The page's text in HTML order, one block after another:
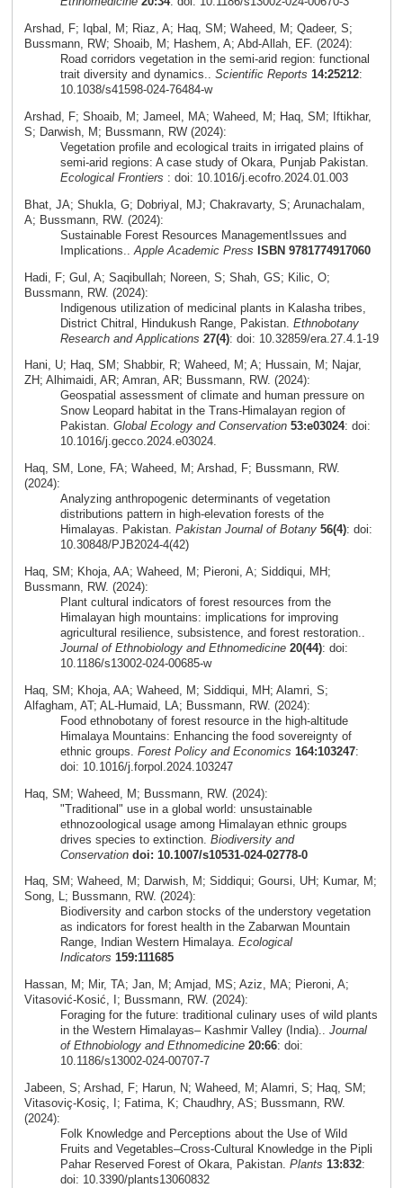
Arshad, F; Iqbal, M; Riaz, A; Haq, SM; Waheed, M; Qadeer, S;
Bussmann, RW; Shoaib, M; Hashem, A; Abd-Allah, EF. (2024):
Road corridors vegetation in the semi-arid region: functional
trait diversity and dynamics.. Scientific Reports 14:25212:
10.1038/s41598-024-76484-w
Arshad, F; Shoaib, M; Jameel, MA; Waheed, M; Haq, SM; Iftikhar,
S; Darwish, M; Bussmann, RW (2024):
Vegetation profile and ecological traits in irrigated plains of
semi-arid regions: A case study of Okara, Punjab Pakistan.
Ecological Frontiers : doi: 10.1016/j.ecofro.2024.01.003
Bhat, JA; Shukla, G; Dobriyal, MJ; Chakravarty, S; Arunachalam,
A; Bussmann, RW. (2024):
Sustainable Forest Resources ManagementIssues and
Implications.. Apple Academic Press ISBN 9781774917060
Hadi, F; Gul, A; Saqibullah; Noreen, S; Shah, GS; Kilic, O;
Bussmann, RW. (2024):
Indigenous utilization of medicinal plants in Kalasha tribes,
District Chitral, Hindukush Range, Pakistan. Ethnobotany
Research and Applications 27(4): doi: 10.32859/era.27.4.1-19
Hani, U; Haq, SM; Shabbir, R; Waheed, M; A; Hussain, M; Najar,
ZH; Alhimaidi, AR; Amran, AR; Bussmann, RW. (2024):
Geospatial assessment of climate and human pressure on
Snow Leopard habitat in the Trans-Himalayan region of
Pakistan. Global Ecology and Conservation 53:e03024: doi:
10.1016/j.gecco.2024.e03024.
Haq, SM, Lone, FA; Waheed, M; Arshad, F; Bussmann, RW.
(2024):
Analyzing anthropogenic determinants of vegetation
distributions pattern in high-elevation forests of the
Himalayas. Pakistan. Pakistan Journal of Botany 56(4): doi:
10.30848/PJB2024-4(42)
Haq, SM; Khoja, AA; Waheed, M; Pieroni, A; Siddiqui, MH;
Bussmann, RW. (2024):
Plant cultural indicators of forest resources from the
Himalayan high mountains: implications for improving
agricultural resilience, subsistence, and forest restoration..
Journal of Ethnobiology and Ethnomedicine 20(44): doi:
10.1186/s13002-024-00685-w
Haq, SM; Khoja, AA; Waheed, M; Siddiqui, MH; Alamri, S;
Alfagham, AT; AL-Humaid, LA; Bussmann, RW. (2024):
Food ethnobotany of forest resource in the high-altitude
Himalaya Mountains: Enhancing the food sovereignty of
ethnic groups. Forest Policy and Economics 164:103247:
doi: 10.1016/j.forpol.2024.103247
Haq, SM; Waheed, M; Bussmann, RW. (2024):
"Traditional" use in a global world: unsustainable
ethnozoological usage among Himalayan ethnic groups
drives species to extinction. Biodiversity and
Conservation doi: 10.1007/s10531-024-02778-0
Haq, SM; Waheed, M; Darwish, M; Siddiqui; Goursi, UH; Kumar, M;
Song, L; Bussmann, RW. (2024):
Biodiversity and carbon stocks of the understory vegetation
as indicators for forest health in the Zabarwan Mountain
Range, Indian Western Himalaya. Ecological
Indicators 159:111685
Hassan, M; Mir, TA; Jan, M; Amjad, MS; Aziz, MA; Pieroni, A;
Vitasović‑Kosić, I; Bussmann, RW. (2024):
Foraging for the future: traditional culinary uses of wild plants
in the Western Himalayas– Kashmir Valley (India).. Journal
of Ethnobiology and Ethnomedicine 20:66: doi:
10.1186/s13002-024-00707-7
Jabeen, S; Arshad, F; Harun, N; Waheed, M; Alamri, S; Haq, SM;
Vitasoviç-Kosiç, I; Fatima, K; Chaudhry, AS; Bussmann, RW.
(2024):
Folk Knowledge and Perceptions about the Use of Wild
Fruits and Vegetables–Cross-Cultural Knowledge in the Pipli
Pahar Reserved Forest of Okara, Pakistan. Plants 13:832:
doi: 10.3390/plants13060832